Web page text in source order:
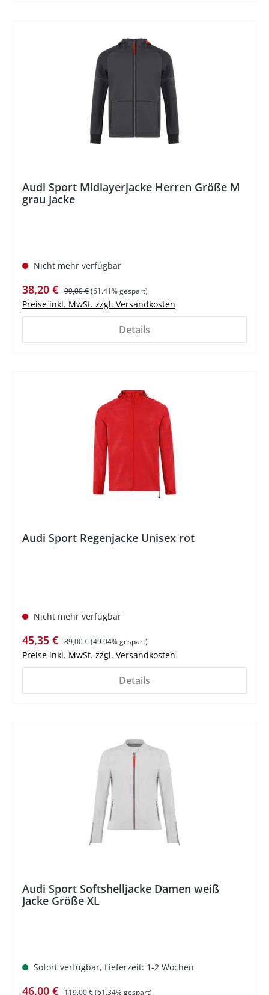
Audi Sport Midlayerjacke Herren Größe M
grau Jacke
Nicht mehr verfügbar
Verkaufspreis:
38,20 € Regulärer Preis:
99,00 €(61.41% gespart)
Preise inkl. MwSt. zzgl. Versandkosten
Details
Audi Sport Regenjacke Unisex rot
Nicht mehr verfügbar
Verkaufspreis:
45,35 € Regulärer Preis:
89,00 €(49.04% gespart)
Preise inkl. MwSt. zzgl. Versandkosten
Details
Audi Sport Softshelljacke Damen weiß
Jacke Größe XL
Sofort verfügbar, Lieferzeit: 1-2 Wochen
Verkaufspreis:
46,00 € Regulärer Preis:
119,00 €(61.34% gespart)